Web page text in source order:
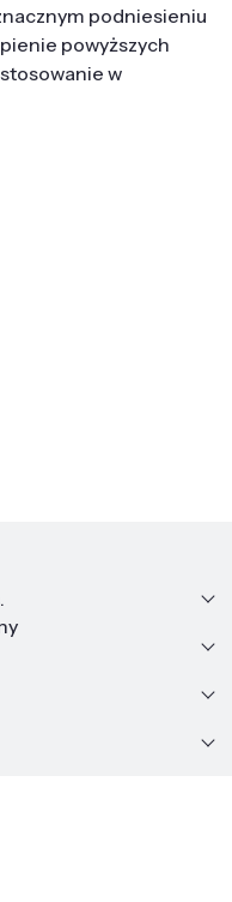
podniesieniu
powyższych
w